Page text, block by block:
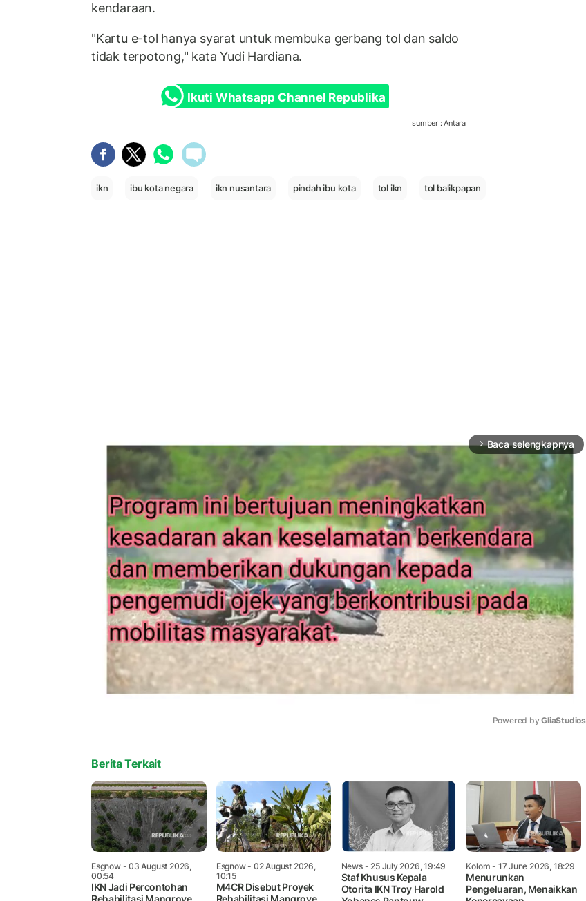
kendaraan.
"Kartu e-tol hanya syarat untuk membuka gerbang tol dan saldo
tidak terpotong," kata Yudi Hardiana.
Ikuti Whatsapp Channel Republika
sumber : Antara
ikn ibu kota negara ikn nusantara pindah ibu kota tol ikn tol balikpapan
arrow_forward_ios Baca selengkapnya
Powered by GliaStudios
Berita Terkait
Esgnow- 03 August 2026,
00:54
IKN Jadi Percontohan
Rehabilitasi Mangrove
Esgnow- 02 August 2026,
10:15
M4CR Disebut Proyek
Rehabilitasi Mangrove
News- 25 July 2026, 19:49
Staf Khusus Kepala
Otorita IKN Troy Harold
Kolom - 17 June 2026, 18:29
Menurunkan
Pengeluaran, Menaikkan